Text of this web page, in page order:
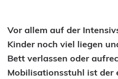
Vor allem auf der
Kinder noch viel liegen
Bett verlassen oder
Mobilisationsstuhl ist der